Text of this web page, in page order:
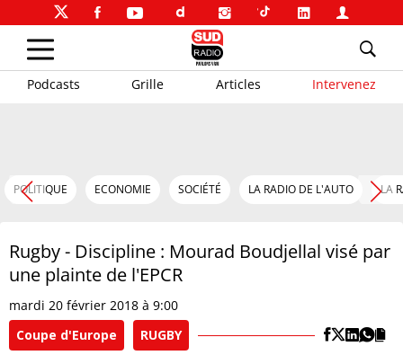
Podcasts Grille Articles Intervenez
POLITIQUE ECONOMIE SOCIÉTÉ LA RADIO DE L'AUTO LA
Rugby - Discipline : Mourad Boudjellal visé par
une plainte de l'EPCR
mardi 20 février 2018 à 9:00
Coupe d'Europe
RUGBY